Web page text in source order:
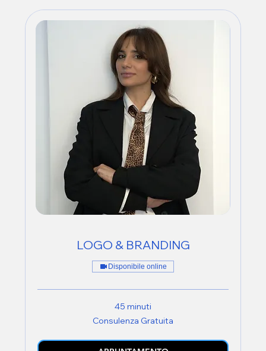
LOGO & BRANDING
Disponibile online
45 minuti
Consulenza Gratuita